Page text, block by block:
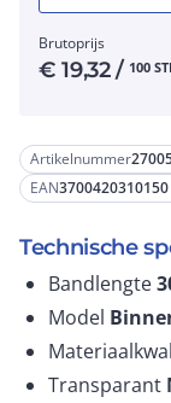
Artikelnummer
EAN3700420310150
Technische
Bandlengte
Model
Transparant
Brutoprijs
€19,32/ 100